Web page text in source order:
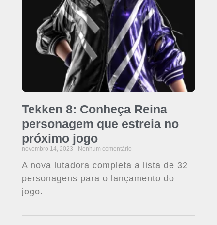
Tekken 8: Conheça Reina
personagem que estreia no
próximo jogo
novembro 14, 2023 Nenhum comentário
A nova lutadora completa a lista de 32
personagens para o lançamento do
jogo.